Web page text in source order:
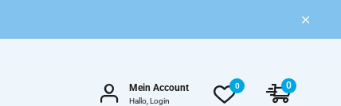
Mein Account
Hallo, Login
0 0